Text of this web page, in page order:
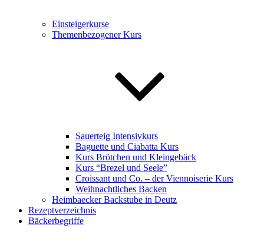
Einsteigerkurse
Themenbezogener Kurs
Sauerteig Intensivkurs
Baguette und Ciabatta Kurs
Kurs Brötchen und Kleingebäck
Kurs “Brezel und Seele”
Croissant und Co. – der Viennoiserie Kurs
Weihnachtliches Backen
Heimbaecker Backstube in Deutz
Rezeptverzeichnis
Bäckerbegriffe